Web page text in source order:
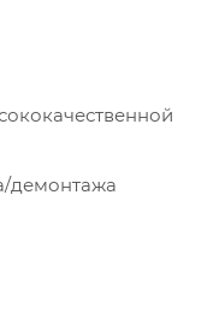
демонтажа